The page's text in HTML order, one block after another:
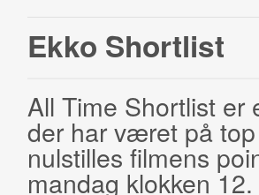
Ekko Shortlist
All Time Shortlist er
der har været på
nulstilles filmens
mandag klokken